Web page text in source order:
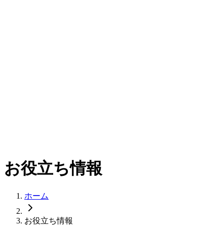
お役立ち情報
ホーム
お役立ち情報